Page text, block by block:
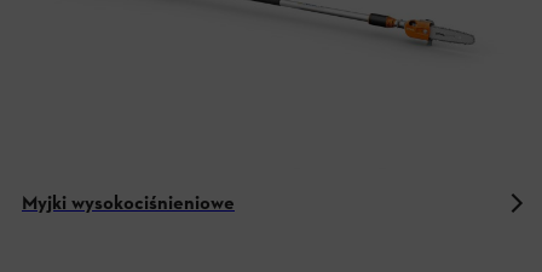
Myjki wysokociśnieniowe